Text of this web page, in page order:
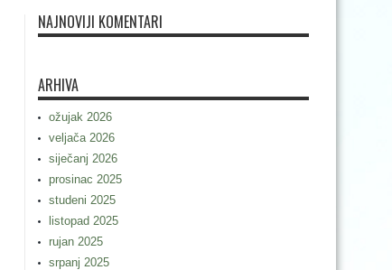
NAJNOVIJI KOMENTARI
ARHIVA
ožujak 2026
veljača 2026
siječanj 2026
prosinac 2025
studeni 2025
listopad 2025
rujan 2025
srpanj 2025